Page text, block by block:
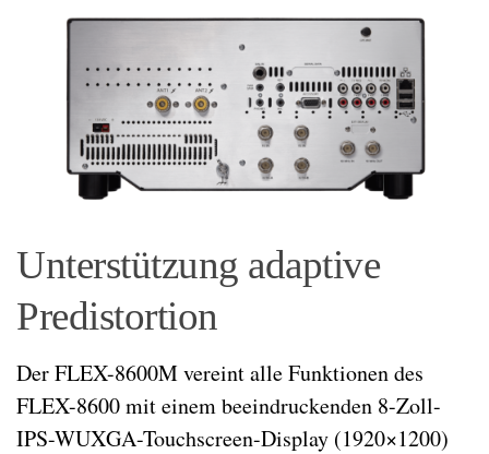
Unterstützung adaptive
Predistortion
Der FLEX-8600M vereint alle Funktionen des
FLEX-8600 mit einem beeindruckenden 8-Zoll-
IPS-WUXGA-Touchscreen-Display (1920×1200)